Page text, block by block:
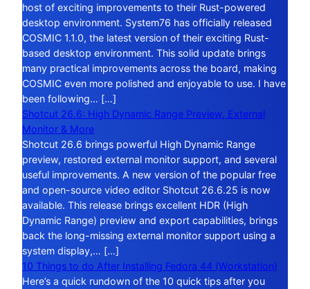
host of exciting improvements to their Rust-powered
desktop environment. System76 has officially released
COSMIC 1.1.0, the latest version of their exciting Rust-
based desktop environment. This solid update brings
many practical improvements across the board, making
COSMIC even more polished and enjoyable to use. I have
been following… […]
Shotcut 26.6: High Dynamic Range Preview, External
Monitor & More
Shotcut 26.6 brings powerful High Dynamic Range
preview, restored external monitor support, and several
useful improvements. A new version of the popular free
and open-source video editor Shotcut 26.6.25 is now
available. This release brings excellent HDR (High
Dynamic Range) preview and export capabilities, brings
back the long-missing external monitor support using a
system display,… […]
10 Things to do After Installing Fedora 44 (Workstation)
Here’s a quick rundown of the 10 quick tips after you